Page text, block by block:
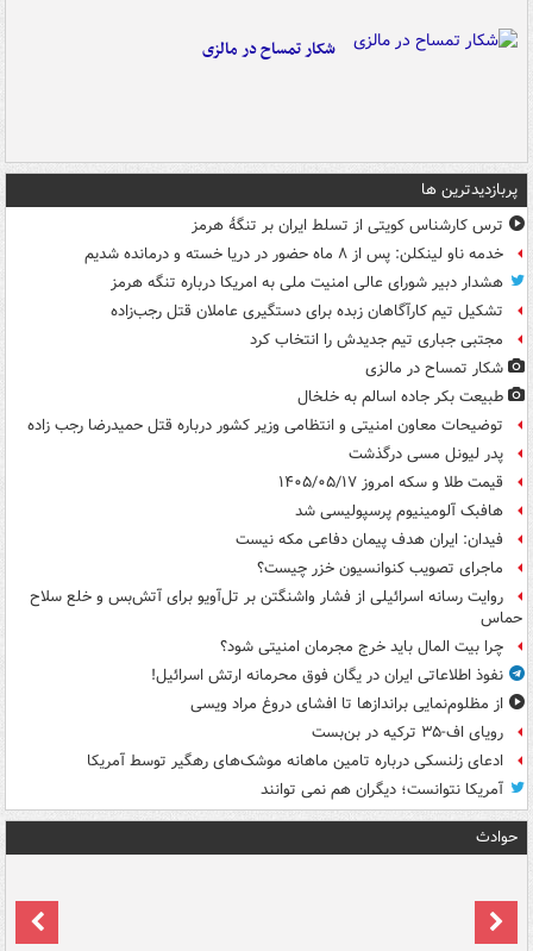
شکار تمساح در مالزی
پربازدیدترین ها
ترس کارشناس کویتی از تسلط ایران بر تنگۀ هرمز
خدمه ناو لینکلن: پس از ۸ ماه حضور در دریا خسته و درمانده‌ شدیم
هشدار دبیر شورای عالی امنیت ملی به امریکا درباره تنگه هرمز
تشکیل تیم کارآگاهان زبده برای دستگیری عاملان قتل رجب‌زاده
مجتبی جباری تیم جدیدش را انتخاب کرد
شکار تمساح در مالزی
طبیعت بکر جاده اسالم به خلخال
توضیحات معاون امنیتی و انتظامی وزیر کشور درباره قتل حمیدرضا رجب زاده
پدر لیونل مسی درگذشت
قیمت طلا و سکه امروز ۱۴۰۵/۰۵/۱۷
هافبک آلومینیوم پرسپولیسی شد
فیدان: ایران هدف پیمان دفاعی مکه نیست
ماجرای تصویب کنوانسیون خزر چیست؟
روایت رسانه اسرائیلی از فشار واشنگتن بر تل‌آویو برای آتش‌بس و خلع سلاح
حماس
چرا بیت المال باید خرج مجرمان امنیتی شود؟
نفوذ اطلاعاتی ایران در یگان فوق محرمانه ارتش اسرائیل!
از مظلوم‌نمایی براندازها تا افشای دروغ مراد ویسی
رویای اف-۳۵ ترکیه در بن‌بست
ادعای زلنسکی درباره تامین ماهانه موشک‌های رهگیر توسط آمریکا
آمریکا نتوانست؛ دیگران هم نمی توانند
حوادث